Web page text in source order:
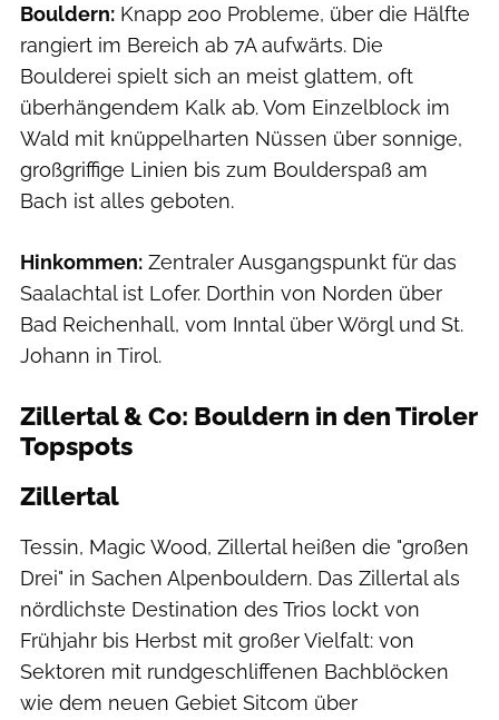
Bouldern: Knapp 200 Probleme, über die Hälfte
rangiert im Bereich ab 7A aufwärts. Die
Boulderei spielt sich an meist glattem, oft
überhängendem Kalk ab. Vom Einzelblock im
Wald mit knüppelharten Nüssen über sonnige,
großgriffige Linien bis zum Boulderspaß am
Bach ist alles geboten.
Hinkommen: Zentraler Ausgangspunkt für das
Saalachtal ist Lofer. Dorthin von Norden über
Bad Reichenhall, vom Inntal über Wörgl und St.
Johann in Tirol.
Zillertal & Co: Bouldern in den Tiroler
Topspots
Zillertal
Tessin, Magic Wood, Zillertal heißen die "großen
Drei" in Sachen Alpenbouldern. Das Zillertal als
nördlichste Destination des Trios lockt von
Frühjahr bis Herbst mit großer Vielfalt: von
Sektoren mit rundgeschliffenen Bachblöcken
wie dem neuen Gebiet Sitcom über